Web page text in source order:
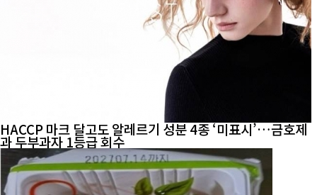
HACCP 마크 달고도 알레르기 성분 4종 ‘미표시’…금호제
과 두부과자 1등급 회수